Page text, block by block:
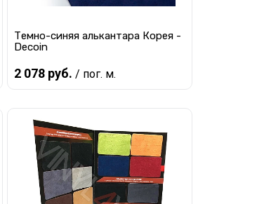
Темно-синяя алькантара Корея -
Decoin
2 078 руб. / пог. м.
Купить в 1 клик К сравнению
В избранное Под заказ